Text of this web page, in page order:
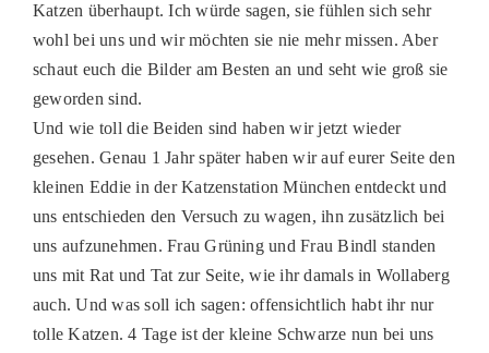
PATENSCHAFTEN
HELFER WERDEN
Katzen überhaupt. Ich würde sagen, sie fühlen sich sehr
wohl bei uns und wir möchten sie nie mehr missen. Aber
schaut euch die Bilder am Besten an und seht wie groß sie
geworden sind.
Und wie toll die Beiden sind haben wir jetzt wieder
gesehen. Genau 1 Jahr später haben wir auf eurer Seite den
kleinen Eddie in der Katzenstation München entdeckt und
uns entschieden den Versuch zu wagen, ihn zusätzlich bei
uns aufzunehmen. Frau Grüning und Frau Bindl standen
uns mit Rat und Tat zur Seite, wie ihr damals in Wollaberg
auch. Und was soll ich sagen: offensichtlich habt ihr nur
tolle Katzen. 4 Tage ist der kleine Schwarze nun bei uns